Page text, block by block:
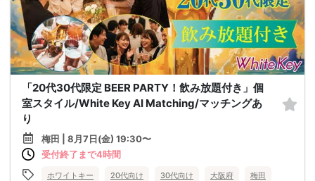
「20代30代限定 BEER PARTY！飲み放題付き」個
室スタイル/White Key AI Matching/マッチングあ
り
梅田 | 8月7日(金) 19:30〜
受付終了まで4時間
ホワイトキー 20代向け 30代向け 大阪府 梅田